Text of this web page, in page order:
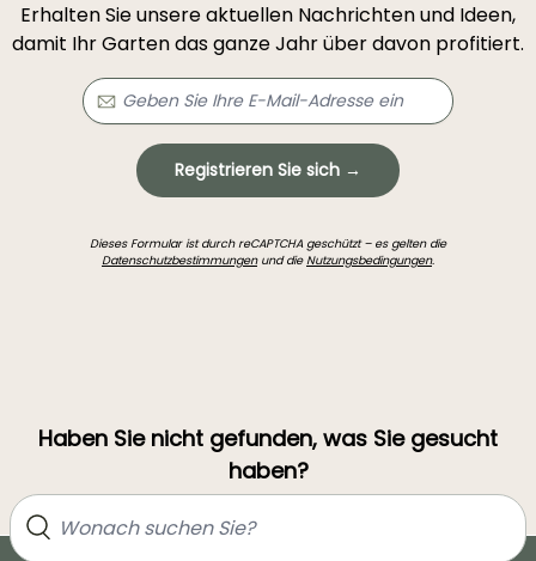
Erhalten Sie unsere aktuellen Nachrichten und Ideen,
damit Ihr Garten das ganze Jahr über davon profitiert.
Registrieren Sie sich →
Dieses Formular ist durch reCAPTCHA geschützt – es gelten die
Datenschutzbestimmungenund dieNutzungsbedingungen.
Haben Sie nicht gefunden, was Sie gesucht
haben?